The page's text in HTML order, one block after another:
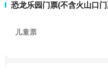
恐龙乐园门票(不含火山口
儿童票